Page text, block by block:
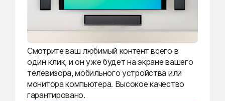
Смотрите ваш любимый контент всего в
один клик, и он уже будет на экране вашего
телевизора, мобильного устройства или
монитора компьютера. Высокое качество
гарантировано.